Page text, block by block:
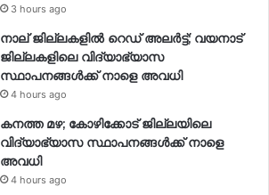
3 hours ago
നാല് ജില്ലകളിൽ റെഡ് അലർട്ട്; വയനാട്
ജില്ലകളിലെ വിദ്യാഭ്യാസ
സ്ഥാപനങ്ങൾക്ക് നാളെ അവധി
4 hours ago
കനത്ത മഴ; കോഴിക്കോട് ജില്ലയിലെ
വിദ്യാഭ്യാസ സ്ഥാപനങ്ങൾക്ക് നാളെ
അവധി
4 hours ago